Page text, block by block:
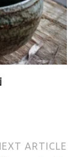
ARTICLE